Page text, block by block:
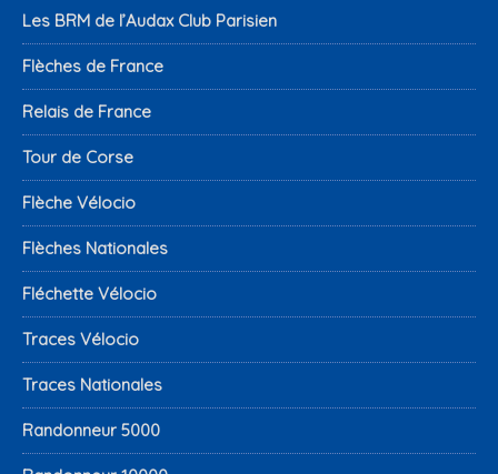
Les BRM de l’Audax Club Parisien
Flèches de France
Relais de France
Tour de Corse
Flèche Vélocio
Flèches Nationales
Fléchette Vélocio
Traces Vélocio
Traces Nationales
Randonneur 5000